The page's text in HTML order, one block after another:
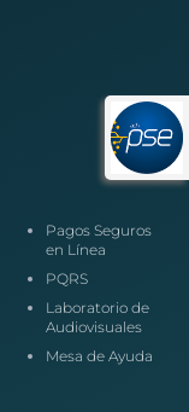
Pagos Seguros
en Línea
PQRS
Laboratorio de
Audiovisuales
Mesa de Ayuda